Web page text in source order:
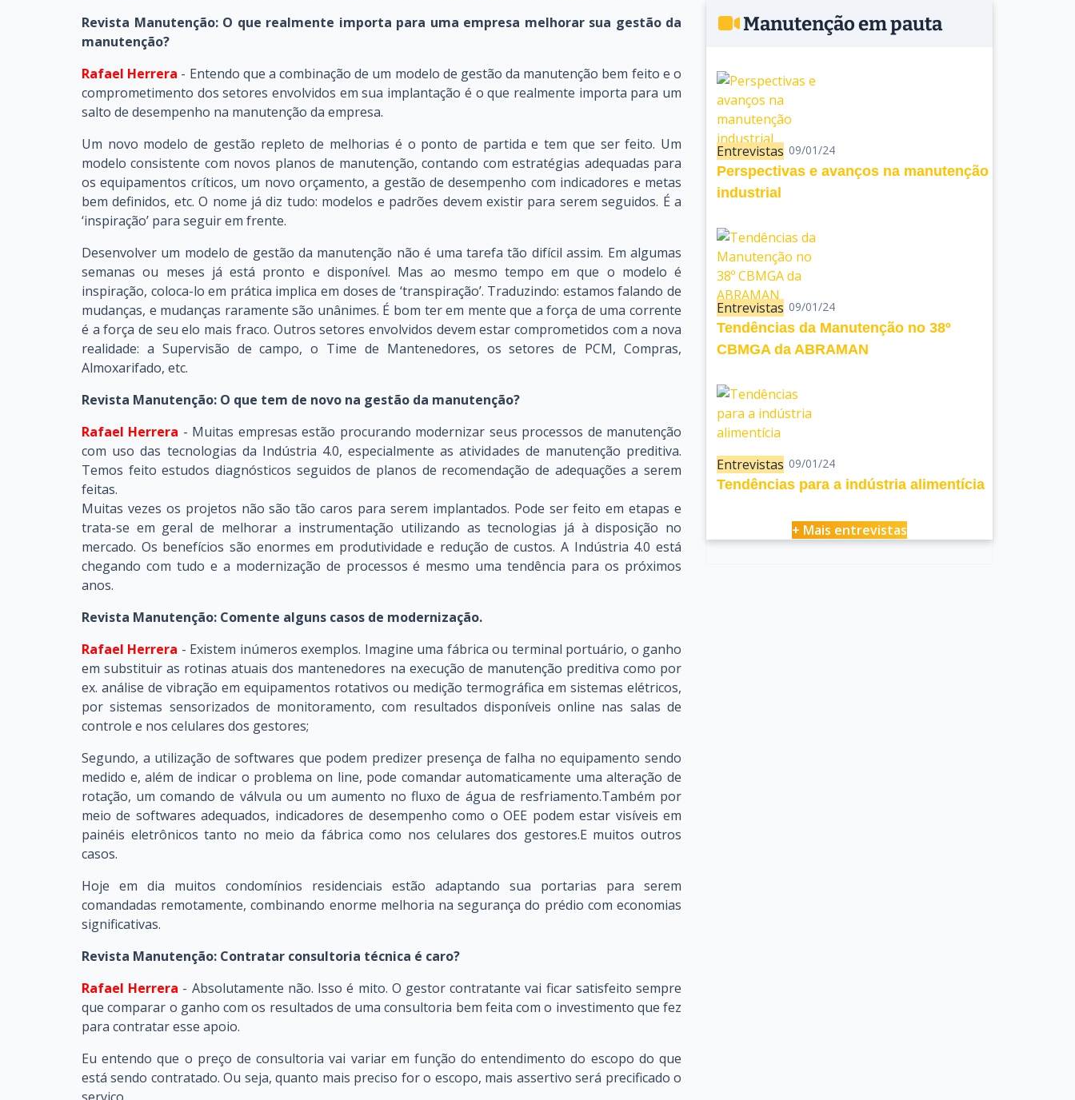
Revista Manutenção: O que realmente importa para uma empresa melhorar sua gestão da
manutenção?
Rafael Herrera - Entendo que a combinação de um modelo de gestão da manutenção bem feito e o
comprometimento dos setores envolvidos em sua implantação é o que realmente importa para um
salto de desempenho na manutenção da empresa.
Um novo modelo de gestão repleto de melhorias é o ponto de partida e tem que ser feito. Um
modelo consistente com novos planos de manutenção, contando com estratégias adequadas para
os equipamentos críticos, um novo orçamento, a gestão de desempenho com indicadores e metas
bem definidos, etc. O nome já diz tudo: modelos e padrões devem existir para serem seguidos. É a
‘inspiração’ para seguir em frente.
Desenvolver um modelo de gestão da manutenção não é uma tarefa tão difícil assim. Em algumas
semanas ou meses já está pronto e disponível. Mas ao mesmo tempo em que o modelo é
inspiração, coloca-lo em prática implica em doses de ‘transpiração’. Traduzindo: estamos falando de
mudanças, e mudanças raramente são unânimes. É bom ter em mente que a força de uma corrente
é a força de seu elo mais fraco. Outros setores envolvidos devem estar comprometidos com a nova
realidade: a Supervisão de campo, o Time de Mantenedores, os setores de PCM, Compras,
Almoxarifado, etc.
Revista Manutenção: O que tem de novo na gestão da manutenção?
Rafael Herrera - Muitas empresas estão procurando modernizar seus processos de manutenção
com uso das tecnologias da Indústria 4.0, especialmente as atividades de manutenção preditiva.
Temos feito estudos diagnósticos seguidos de planos de recomendação de adequações a serem
feitas.
Muitas vezes os projetos não são tão caros para serem implantados. Pode ser feito em etapas e
trata-se em geral de melhorar a instrumentação utilizando as tecnologias já à disposição no
mercado. Os benefícios são enormes em produtividade e redução de custos. A Indústria 4.0 está
chegando com tudo e a modernização de processos é mesmo uma tendência para os próximos
anos.
Revista Manutenção: Comente alguns casos de modernização.
Rafael Herrera - Existem inúmeros exemplos. Imagine uma fábrica ou terminal portuário, o ganho
em substituir as rotinas atuais dos mantenedores na execução de manutenção preditiva como por
ex. análise de vibração em equipamentos rotativos ou medição termográfica em sistemas elétricos,
por sistemas sensorizados de monitoramento, com resultados disponíveis online nas salas de
controle e nos celulares dos gestores;
Segundo, a utilização de softwares que podem predizer presença de falha no equipamento sendo
medido e, além de indicar o problema on line, pode comandar automaticamente uma alteração de
rotação, um comando de válvula ou um aumento no fluxo de água de resfriamento.Também por
meio de softwares adequados, indicadores de desempenho como o OEE podem estar visíveis em
painéis eletrônicos tanto no meio da fábrica como nos celulares dos gestores.E muitos outros
casos.
Hoje em dia muitos condomínios residenciais estão adaptando sua portarias para serem
comandadas remotamente, combinando enorme melhoria na segurança do prédio com economias
significativas.
Revista Manutenção: Contratar consultoria técnica é caro?
Rafael Herrera - Absolutamente não. Isso é mito. O gestor contratante vai ficar satisfeito sempre
que comparar o ganho com os resultados de uma consultoria bem feita com o investimento que fez
para contratar esse apoio.
Eu entendo que o preço de consultoria vai variar em função do entendimento do escopo do que
está sendo contratado. Ou seja, quanto mais preciso for o escopo, mais assertivo será precificado o
Manutenção em pauta
Entrevistas 09/01/24
Perspectivas e avanços na manutenção
industrial
Entrevistas 09/01/24
Tendências da Manutenção no 38º
CBMGA da ABRAMAN
Entrevistas 09/01/24
Tendências para a indústria alimentícia
+ Mais entrevistas